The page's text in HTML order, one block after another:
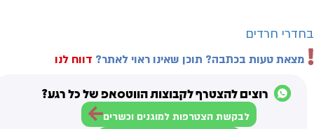
בחדרי חרדים
מצאת טעות בכתבה? תוכן שאינו ראוי לאתר? דווח לנו
רוצים להצטרף לקבוצות הווטסאפ של כל רגע?
לבקשת הצטרפות למוגנים וכשרים